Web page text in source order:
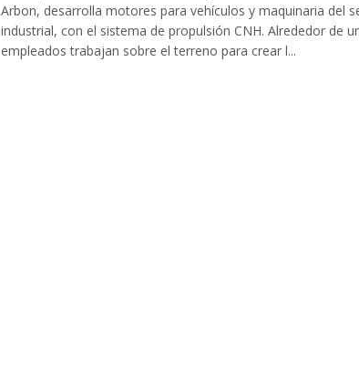
Arbon, desarrolla motores para vehículos y maquinaria del
industrial, con el sistema de propulsión CNH. Alrededor de
empleados trabajan sobre el terreno para crear l...